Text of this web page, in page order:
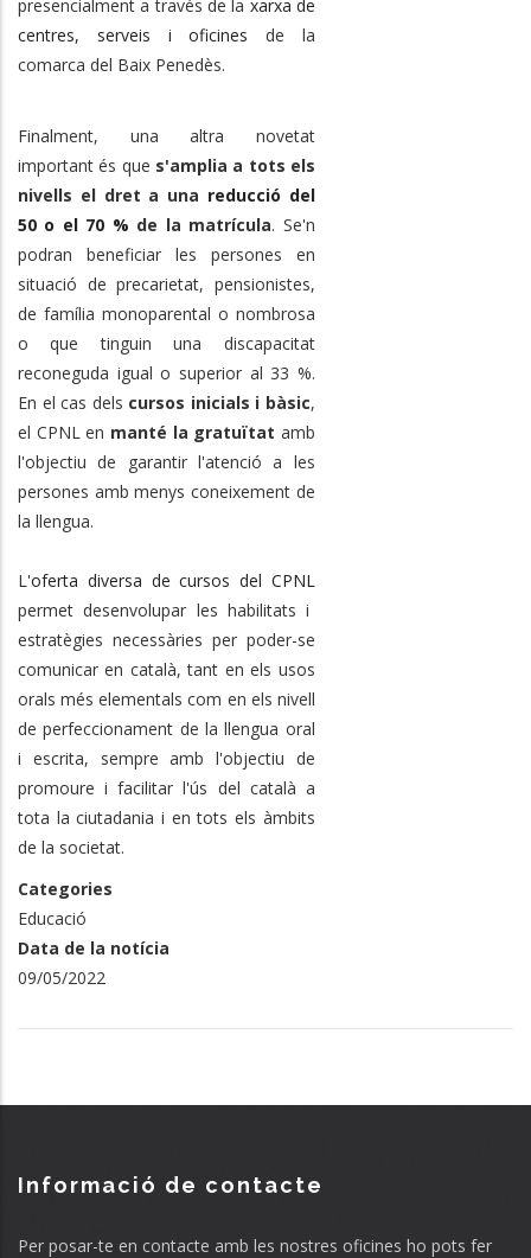
presencialment a través de la xarxa de
centres, serveis i oficines de la
comarca del Baix Penedès.
Finalment, una altra novetat
important és que s'amplia a tots els
nivells el dret a una reducció del
50 o el 70 % de la matrícula. Se'n
podran beneficiar les persones en
situació de precarietat, pensionistes,
de família monoparental o nombrosa
o que tinguin una discapacitat
reconeguda igual o superior al 33 %.
En el cas dels cursos inicials i bàsic,
el CPNL en manté la gratuïtat amb
l'objectiu de garantir l'atenció a les
persones amb menys coneixement de
la llengua.
L'oferta diversa de cursos del CPNL
permet desenvolupar les habilitats i
estratègies necessàries per poder-se
comunicar en català, tant en els usos
orals més elementals com en els nivell
de perfeccionament de la llengua oral
i escrita, sempre amb l'objectiu de
promoure i facilitar l'ús del català a
tota la ciutadania i en tots els àmbits
de la societat.
Categories
Educació
Data de la notícia
09/05/2022
Informació de contacte
Per posar-te en contacte amb les nostres oficines ho pots fer